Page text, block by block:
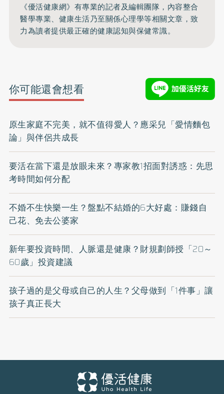
《優活健康網》有專業的記者及編輯團隊，內容整合
醫學專業、健康生活乃至關係心理學等相關文章，致
力為讀者提供最正確的健康認知與保健常識。
你可能還會想看
原生家庭不完美，就不值得愛人？應采兒「愛情麵包
論」與伴侶共成長
要活在當下還是放眼未來？專家教1招面對誘惑：先思
考時間如何分配
不婚不生快樂一生？盤點不結婚的6大好處：賺錢自
己花、免去公婆家
新年要投資時間、人脈還是健康？財規劃師授「20～
60歲」投資建議
孩子過的是父母或自己的人生？父母做到「1件事」讓
孩子真正長大